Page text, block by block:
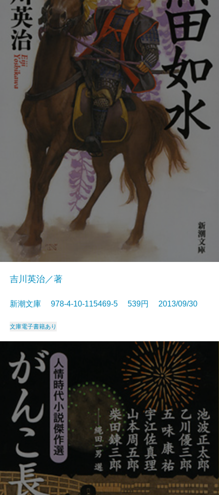
吉川英治／著
新潮文庫 978-4-10-115469-5 539円 2013/09/30
文庫電子書籍あり